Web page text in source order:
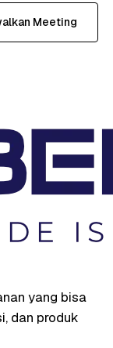
Meeting
yang bisa
dan produk